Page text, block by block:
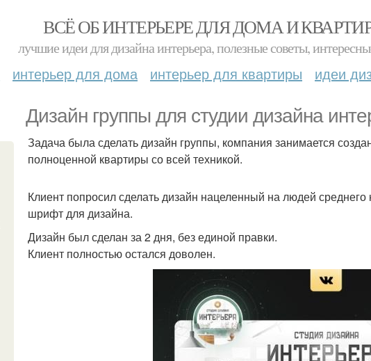
ВСЁ ОБ ИНТЕРЬЕРЕ ДЛЯ ДОМА И
лучшие идеи для дизайна интерьера, полезные советы,
интерьер для дома интерьер для квартиры идеи
Дизайн группы для студии дизайна
Задача была сделать дизайн группы, компания занимается
полноценной квартиры со всей техникой.
Клиент попросил сделать дизайн нацеленный на людей
шрифт для дизайна.
Дизайн был сделан за 2 дня, без единой правки.
Клиент полностью остался доволен.